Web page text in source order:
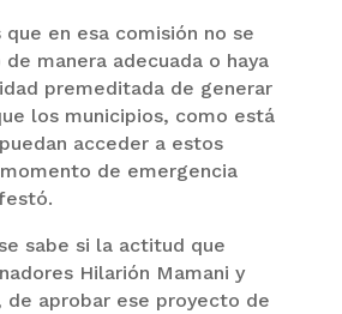
que en esa comisión no se
manera adecuada o haya
premeditada de generar
los municipios, como está
acceder a estos
de emergencia
sabe si la actitud que
Hilarión Mamani y
de aprobar ese proyecto de